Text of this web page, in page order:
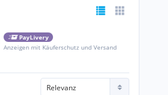
PayLivery
Anzeigen mit Käuferschutz und Versand